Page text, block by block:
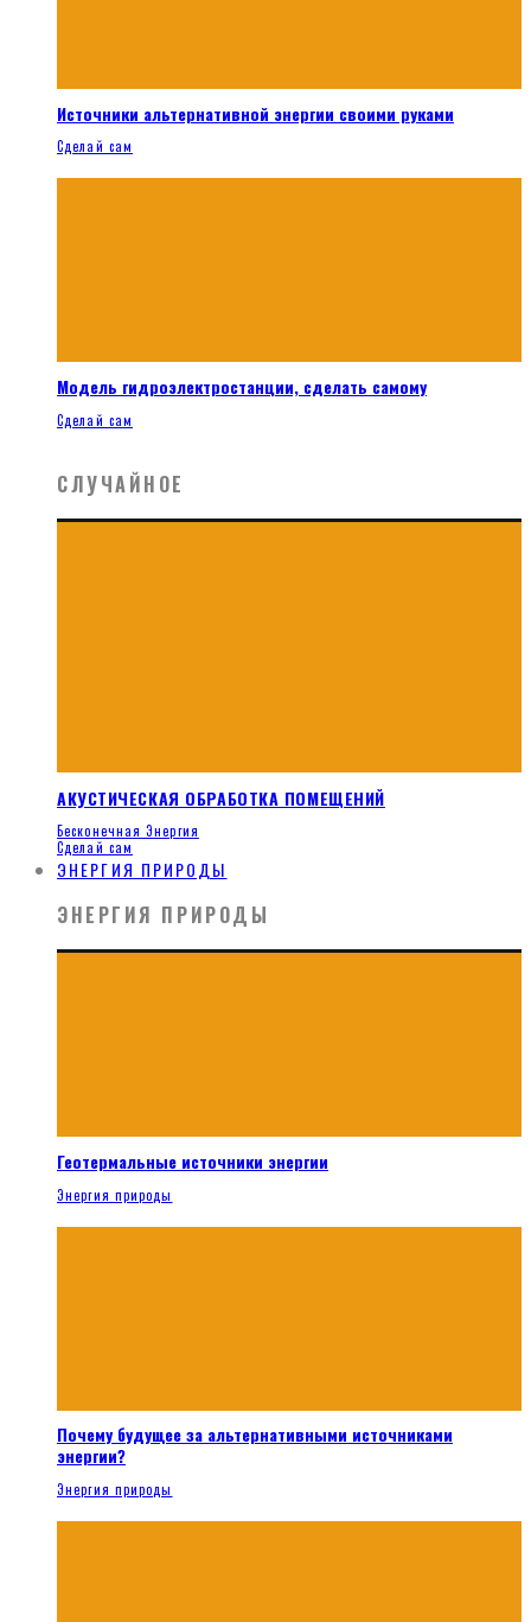
Источники альтернативной энергии своими руками
Сделай сам
Модель гидроэлектростанции, сделать самому
Сделай сам
СЛУЧАЙНОЕ
АКУСТИЧЕСКАЯ ОБРАБОТКА ПОМЕЩЕНИЙ
Бесконечная Энергия
Сделай сам
ЭНЕРГИЯ ПРИРОДЫ
ЭНЕРГИЯ ПРИРОДЫ
Геотермальные источники энергии
Энергия природы
Почему будущее за альтернативными источниками
энергии?
Энергия природы